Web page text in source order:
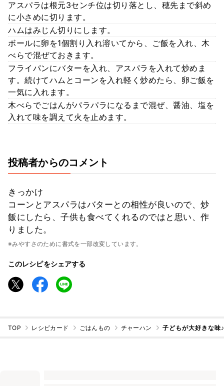
アスパラは根元3センチ位は切り落とし、穂先まで斜め
に小さめに切ります。
ハムはみじん切りにします。
ボールに卵を1個割り入れ溶いてから、ご飯を入れ、木
べらで混ぜておきます。
フライパンにバターを入れ、アスパラを入れて炒めま
す。続けてハムとコーンを入れ軽く炒めたら、卵ご飯を
一気に入れます。
木べらでごはんがパラパラになるまで混ぜ、醤油、塩を
入れて味を調えて火を止めます。
投稿者からのコメント
きっかけ
コーンとアスパラはバターとの相性が良いので、炒
飯にしたら、子供も食べてくれるのではと思い、作
りました。
※みやすさのために書式を一部改変しています。
このレシピをシェアする
TOP レシピカード ごはんもの チャーハン 子どもが大好きな味